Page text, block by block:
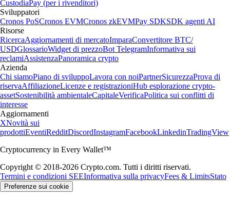
CustodiaPay (per i rivenditori)
Sviluppatori
Cronos PoSCronos EVMCronos zkEVMPay SDKSDK agenti AI
Risorse
RicercaAggiornamenti di mercatoImparaConvertitore BTC/
USDGlossarioWidget di prezzoBot TelegramInformativa sui
reclamiAssistenzaPanoramica crypto
Azienda
Chi siamoPiano di sviluppoLavora con noiPartnerSicurezzaProva di
riservaAffiliazioneLicenze e registrazioniHub esplorazione crypto-
assetSostenibilità ambientaleCapitaleVerificaPolitica sui conflitti di
interesse
Aggiornamenti
XNovità sui
prodottiEventiRedditDiscordInstagramFacebookLinkedinTradingView
Cryptocurrency in Every Wallet™
Copyright © 2018-2026 Crypto.com. Tutti i diritti riservati.
Termini e condizioni SEEInformativa sulla privacyFees & LimitsStato
Preferenze sui cookie